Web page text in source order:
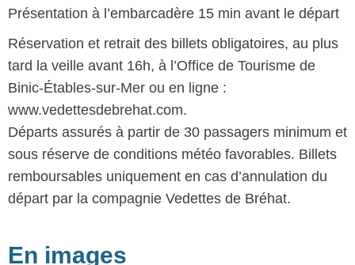
Présentation à l’embarcadère 15 min avant le départ
Réservation et retrait des billets obligatoires, au plus
tard la veille avant 16h, à l’Office de Tourisme de
Binic-Étables-sur-Mer ou en ligne :
www.vedettesdebrehat.com.
Départs assurés à partir de 30 passagers minimum et
sous réserve de conditions météo favorables. Billets
remboursables uniquement en cas d’annulation du
départ par la compagnie Vedettes de Bréhat.
En images